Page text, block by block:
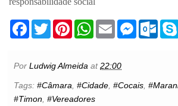
F
b
o
k
T
w
t
e
r
P
e
r
s
t
W
s
A
p
p
E
m
l
M
e
g
e
O
k
.
Por Ludwig Almeida at22:00
Tags: #Câmara, #Cidade, #Cocais,
#Timon, #Vereadores